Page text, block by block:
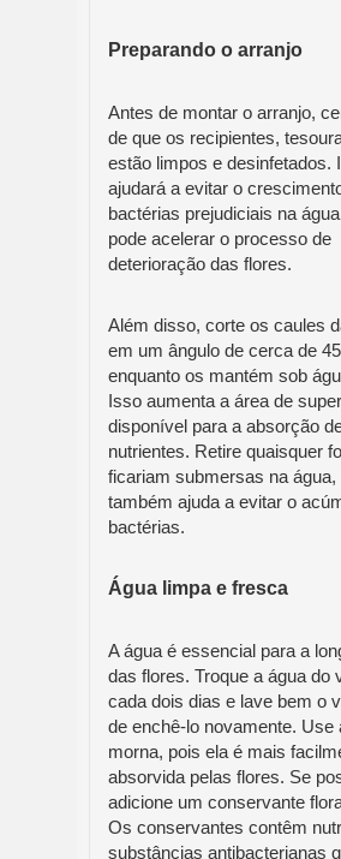
Preparando o arranjo
Antes de montar o arranjo,
de que os recipientes,
estão limpos e desinfetados.
ajudará a evitar o
bactérias prejudiciais na
pode acelerar o processo de
deterioração das flores.
Além disso, corte os caules
em um ângulo de cerca de
enquanto os mantém sob
Isso aumenta a área de
disponível para a absorção
nutrientes. Retire quaisquer
ficariam submersas na água,
também ajuda a evitar o
bactérias.
Água limpa e fresca
A água é essencial para a
das flores. Troque a água do
cada dois dias e lave bem o
de enchê-lo novamente. Use
morna, pois ela é mais
absorvida pelas flores. Se
adicione um conservante
Os conservantes contêm
substâncias antibacterianas